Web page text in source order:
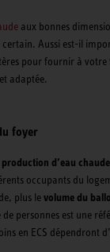
aux bonnes
Aussi est-il
pour fournir à votre
adaptée.
foyer
production d’eau chaude
occupants du
plus levolume du
personnes est une
en ECS dépendront